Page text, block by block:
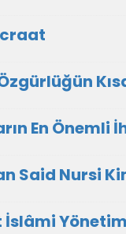
En Önemli
Said Nursi